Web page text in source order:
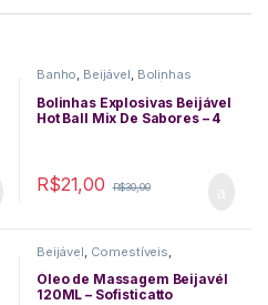
Banho, Beijável, Bolinhas
Comestíveis
Cosméticos,Delicias Orais,
Funcionais,Lubrificantes,
Massagem
Bolinhas Explosivas Beijável
Hot Ball Mix De Sabores – 4
R$21,00 R$30,00
Beijável Comestíveis
Cosméticos Delicias Orais
Lubrificantes,Massagem
Óleo de Massagem Beijavél
120ML – Sofisticatto